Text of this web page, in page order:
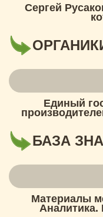
Сергей
Единый
БАЗА
Материалы